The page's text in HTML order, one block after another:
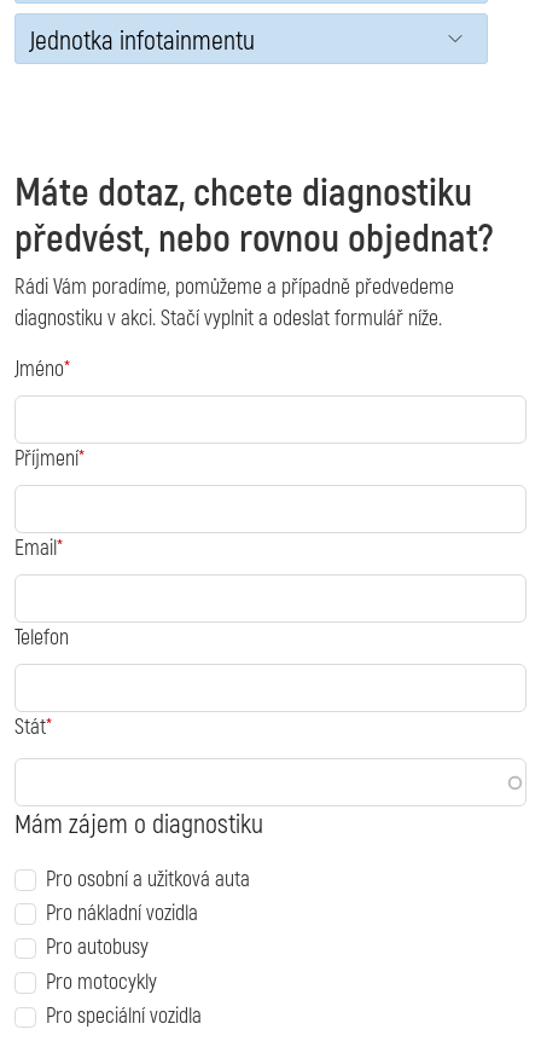
Jednotka infotainmentu
Máte dotaz, chcete diagnostiku
předvést, nebo rovnou objednat?
Rádi Vám poradíme, pomůžeme a případně předvedeme
diagnostiku v akci. Stačí vyplnit a odeslat formulář níže.
Jméno
Příjmení
Email
Telefon
Stát
Mám zájem o diagnostiku
Pro osobní a užitková auta
Pro nákladní vozidla
Pro autobusy
Pro motocykly
Pro speciální vozidla